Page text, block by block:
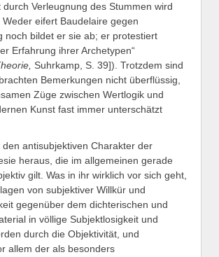
Verleugnung des Stummen wird
eifert Baudelaire gegen
noch bildet er sie ab; er protestiert
Erfahrung ihrer Archetypen“
Suhrkamp, S. 39]). Trotzdem sind
Bemerkungen nicht überflüssig,
Züge zwischen Wertlogik und
Kunst fast immer unterschätzt
den antisubjektiven Charakter der
heraus, die im allgemeinen gerade
gilt. Was in ihr wirklich vor sich geht,
von subjektiver Willkür und
gegenüber dem dichterischen und
in völlige Subjektlosigkeit und
durch die Objektivität, und
allem der als besonders